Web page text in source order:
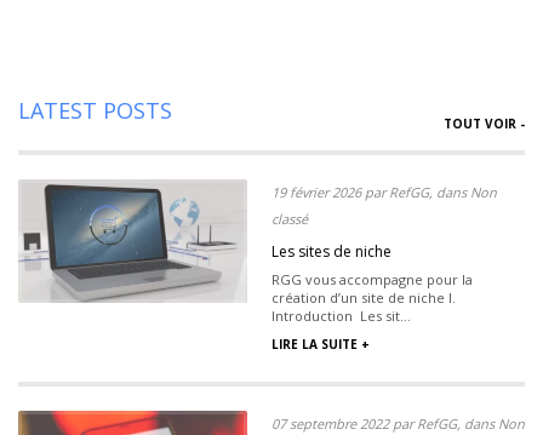
LATEST POSTS TOUT VOIR -
19 février 2026 par RefGG, dans Non
classé
Les sites de niche
RGG vous accompagne pour la
création d’un site de niche I.
Introduction Les sit...
LIRE LA SUITE +
07 septembre 2022 par RefGG, dans Non